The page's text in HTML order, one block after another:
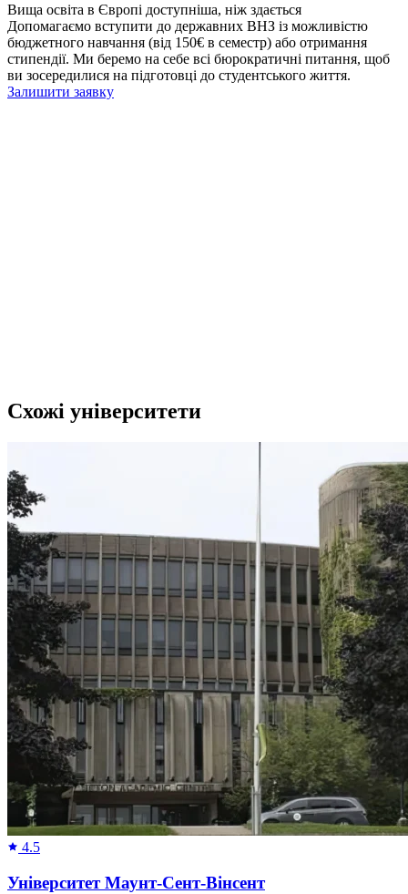
Вища освіта в Європі доступніша, ніж здається
Допомагаємо вступити до державних ВНЗ із можливістю
бюджетного навчання (від 150€ в семестр) або отримання
стипендії. Ми беремо на себе всі бюрократичні питання, щоб
ви зосередилися на підготовці до студентського життя.
Залишити заявку
Схожі університети
4.5
Університет Маунт-Сент-Вінсент